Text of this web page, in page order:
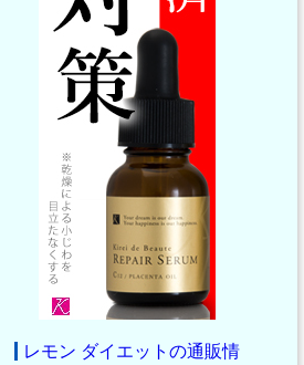
レモン ダイエットの通販情